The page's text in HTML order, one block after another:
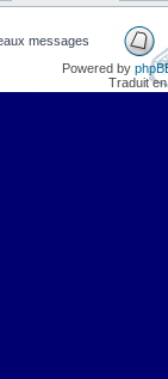
messages
Powered by
Traduit